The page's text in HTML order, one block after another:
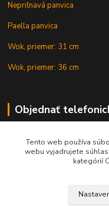
Nepriľnavá panvica
Paella panvica
Wok, priemer: 31 cm
Wok, priemer: 36 cm
Objednať
+421 902
Tento web používa
webu vyjadrujete
kategórií